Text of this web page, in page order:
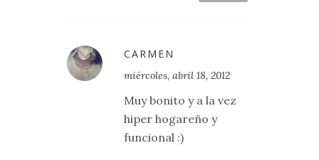
CARMEN
miércoles, abril 18, 2012
Muy bonito y a la vez
hiper hogareño y
funcional :)